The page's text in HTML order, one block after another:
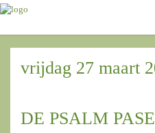
vrijdag 27 maart
DE PSALM